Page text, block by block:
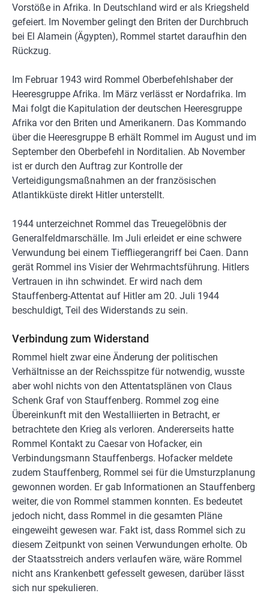
Vorstöße in Afrika. In Deutschland wird er als Kriegsheld
gefeiert. Im November gelingt den Briten der Durchbruch
bei El Alamein (Ägypten), Rommel startet daraufhin den
Rückzug.
Im Februar 1943 wird Rommel Oberbefehlshaber der
Heeresgruppe Afrika. Im März verlässt er Nordafrika. Im
Mai folgt die Kapitulation der deutschen Heeresgruppe
Afrika vor den Briten und Amerikanern. Das Kommando
über die Heeresgruppe B erhält Rommel im August und im
September den Oberbefehl in Norditalien. Ab November
ist er durch den Auftrag zur Kontrolle der
Verteidigungsmaßnahmen an der französischen
Atlantikküste direkt Hitler unterstellt.
1944 unterzeichnet Rommel das Treuegelöbnis der
Generalfeldmarschälle. Im Juli erleidet er eine schwere
Verwundung bei einem Tieffliegerangriff bei Caen. Dann
gerät Rommel ins Visier der Wehrmachtsführung. Hitlers
Vertrauen in ihn schwindet. Er wird nach dem
Stauffenberg-Attentat auf Hitler am 20. Juli 1944
beschuldigt, Teil des Widerstands zu sein.
Verbindung zum Widerstand
Rommel hielt zwar eine Änderung der politischen
Verhältnisse an der Reichsspitze für notwendig, wusste
aber wohl nichts von den Attentatsplänen von Claus
Schenk Graf von Stauffenberg. Rommel zog eine
Übereinkunft mit den Westalliierten in Betracht, er
betrachtete den Krieg als verloren. Andererseits hatte
Rommel Kontakt zu Caesar von Hofacker, ein
Verbindungsmann Stauffenbergs. Hofacker meldete
zudem Stauffenberg, Rommel sei für die Umsturzplanung
gewonnen worden. Er gab Informationen an Stauffenberg
weiter, die von Rommel stammen konnten. Es bedeutet
jedoch nicht, dass Rommel in die gesamten Pläne
eingeweiht gewesen war. Fakt ist, dass Rommel sich zu
diesem Zeitpunkt von seinen Verwundungen erholte. Ob
der Staatsstreich anders verlaufen wäre, wäre Rommel
nicht ans Krankenbett gefesselt gewesen, darüber lässt
sich nur spekulieren.